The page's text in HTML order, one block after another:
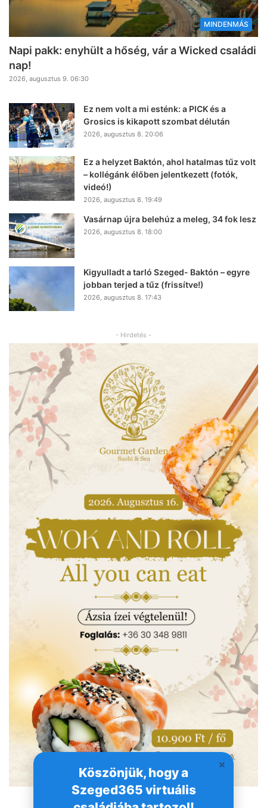
Köszönjük, hogy a
Szeged365 virtuális
MINDENMÁS
Napi pakk: enyhült a hőség, vár a Wicked családi
nap!
2026, augusztus 9. 06:30
Ez nem volt a mi esténk: a PICK és a
Grosics is kikapott szombat délután
2026, augusztus 8. 20:06
Ez a helyzet Baktón, ahol hatalmas tűz volt
– kollégánk élőben jelentkezett (fotók,
videó!)
2026, augusztus 8. 19:49
Vasárnap újra belehúz a meleg, 34 fok lesz
2026, augusztus 8. 18:00
Kigyulladt a tarló Szeged- Baktón – egyre
jobban terjed a tűz (frissítve!)
2026, augusztus 8. 17:43
- Hirdetés -